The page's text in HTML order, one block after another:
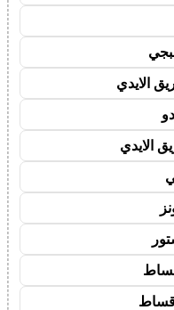
الايدي
الايدي